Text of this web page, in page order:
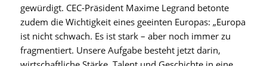
gewürdigt. CEC-Präsident Maxime Legrand betonte
zudem die Wichtigkeit eines geeinten Europas: „Europa
ist nicht schwach. Es ist stark – aber noch immer zu
fragmentiert. Unsere Aufgabe besteht jetzt darin,